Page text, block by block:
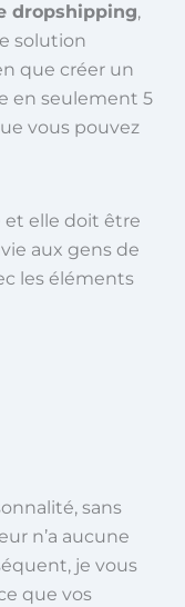
dropshipping,
solution
que créer un
en seulement 5
vous pouvez
et elle doit être
aux gens de
les éléments
sans
n’a aucune
je vous
que vos